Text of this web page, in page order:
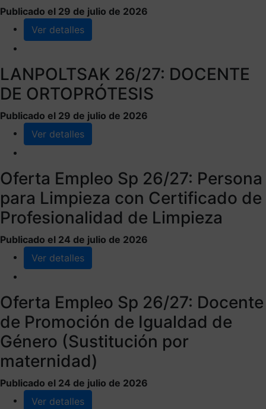
Publicado el 29 de julio de 2026
Ver detalles
LANPOLTSAK 26/27: DOCENTE
DE ORTOPRÓTESIS
Publicado el 29 de julio de 2026
Ver detalles
Oferta Empleo Sp 26/27: Persona
para Limpieza con Certificado de
Profesionalidad de Limpieza
Publicado el 24 de julio de 2026
Ver detalles
Oferta Empleo Sp 26/27: Docente
de Promoción de Igualdad de
Género (Sustitución por
maternidad)
Publicado el 24 de julio de 2026
Ver detalles